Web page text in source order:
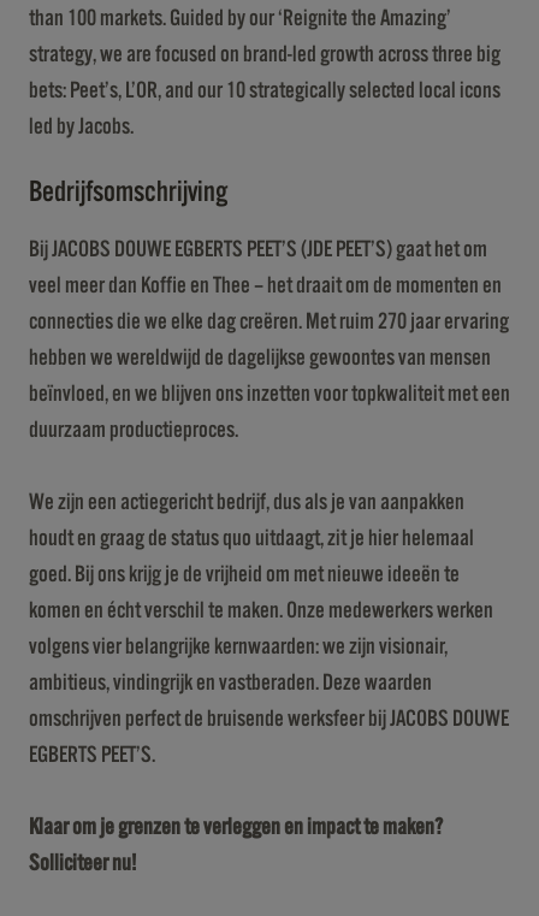
than 100 markets. Guided by our ‘Reignite the Amazing’
strategy, we are focused on brand-led growth across three big
bets: Peet’s, L’OR, and our 10 strategically selected local icons
led by Jacobs.
Bedrijfsomschrijving
Bij JACOBS DOUWE EGBERTS PEET’S (JDE PEET’S) gaat het om
veel meer dan Koffie en Thee – het draait om de momenten en
connecties die we elke dag creëren. Met ruim 270 jaar ervaring
hebben we wereldwijd de dagelijkse gewoontes van mensen
beïnvloed, en we blijven ons inzetten voor topkwaliteit met een
duurzaam productieproces.
We zijn een actiegericht bedrijf, dus als je van aanpakken
houdt en graag de status quo uitdaagt, zit je hier helemaal
goed. Bij ons krijg je de vrijheid om met nieuwe ideeën te
komen en écht verschil te maken. Onze medewerkers werken
volgens vier belangrijke kernwaarden: we zijn visionair,
ambitieus, vindingrijk en vastberaden. Deze waarden
omschrijven perfect de bruisende werksfeer bij JACOBS DOUWE
EGBERTS PEET’S.
Klaar om je grenzen te verleggen en impact te maken?
Solliciteer nu!